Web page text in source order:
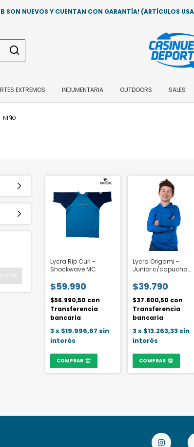
SON NUEVOS Y CUENTAN CON GARANTÍA! (ARTÍCULOS
EXTREMOS INDUMENTARIA OUTDOORS SALES
NIÑO
Lycra Rip Curl -
Shockwave MC
$59.990
$56.990,50 con
Transferencia
bancaria
3x $19.996,67 sin
interés
COMPRAR
Lycra Origami -
Junior c/capucha
$39.790
$37.800,50 con
Transferencia
bancaria
3x $13.263,33 sin
interés
COMPRAR